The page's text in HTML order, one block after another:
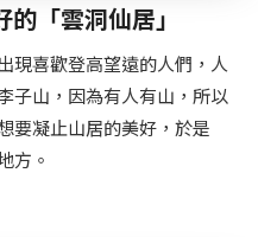
「雲洞仙居」
現喜歡登高望遠的人們，人
子山，因為有人有山，所以
要凝止山居的美好，於是
方。